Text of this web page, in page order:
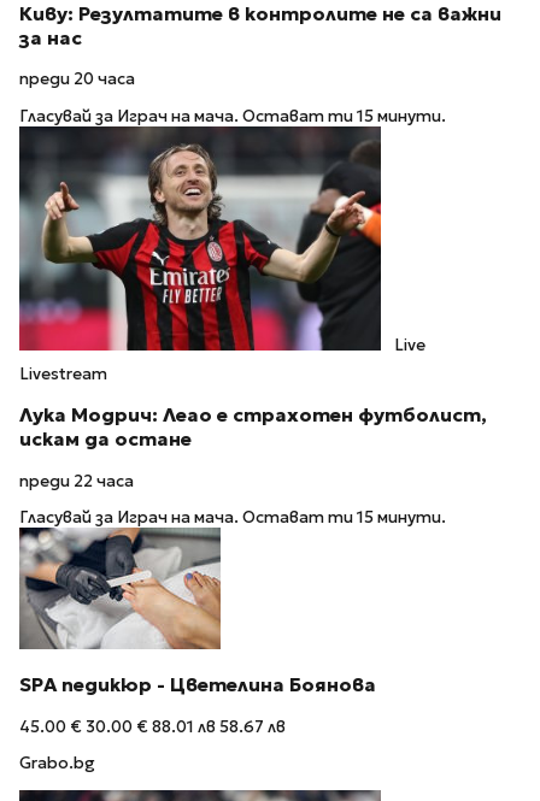
Киву: Резултатите в контролите не са важни
за нас
преди 20 часа
Гласувай за Играч на мача. Остават ти 15 минути.
Live
Livestream
Лука Модрич: Леао е страхотен футболист,
искам да остане
преди 22 часа
Гласувай за Играч на мача. Остават ти 15 минути.
SPA педикюр - Цветелина Боянова
45.00 € 30.00 €88.01 лв 58.67 лв
Grabo.bg